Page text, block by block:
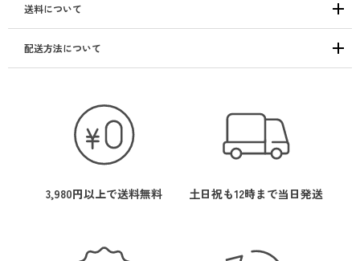
送料について
配送方法について
3,980円以上で送料無料 土日祝も12時まで当日発送